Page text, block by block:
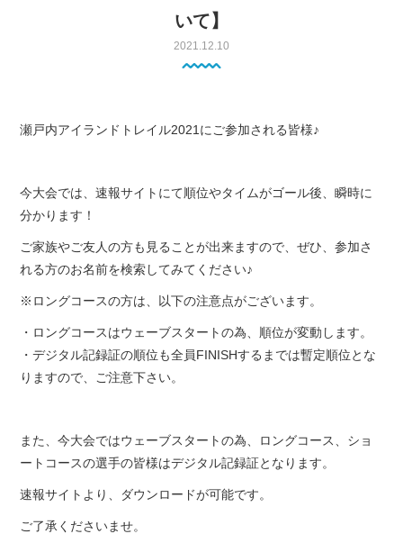
いて】
2021.12.10
瀬戸内アイランドトレイル2021にご参加される皆様♪
今大会では、速報サイトにて順位やタイムがゴール後、瞬時に
分かります！
ご家族やご友人の方も見ることが出来ますので、ぜひ、参加さ
れる方のお名前を検索してみてください♪
※ロングコースの方は、以下の注意点がございます。
・ロングコースはウェーブスタートの為、順位が変動します。
・デジタル記録証の順位も全員FINISHするまでは暫定順位とな
りますので、ご注意下さい。
また、今大会ではウェーブスタートの為、ロングコース、ショ
ートコースの選手の皆様はデジタル記録証となります。
速報サイトより、ダウンロードが可能です。
ご了承くださいませ。